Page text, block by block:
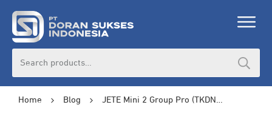
Home Blog JETE Mini 2 Group Pro (TKDN): Andalan Meeting Skala Menengah